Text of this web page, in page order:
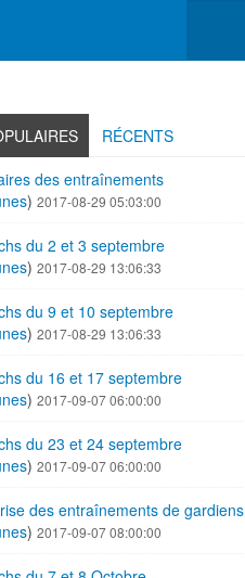
RÉCENTS
des entraînements
) 2017-08-29 05:03:00
du 2 et 3 septembre
) 2017-08-29 13:06:33
du 9 et 10 septembre
) 2017-08-29 13:06:33
du 16 et 17 septembre
) 2017-09-07 06:00:00
du 23 et 24 septembre
) 2017-09-07 06:00:00
des entraînements de gardiens
) 2017-09-07 08:00:00